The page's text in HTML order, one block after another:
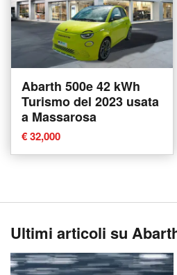
Abarth 500e 42 kWh
Turismo del 2023 usata
a Massarosa
€ 32,000
Ultimi articoli su